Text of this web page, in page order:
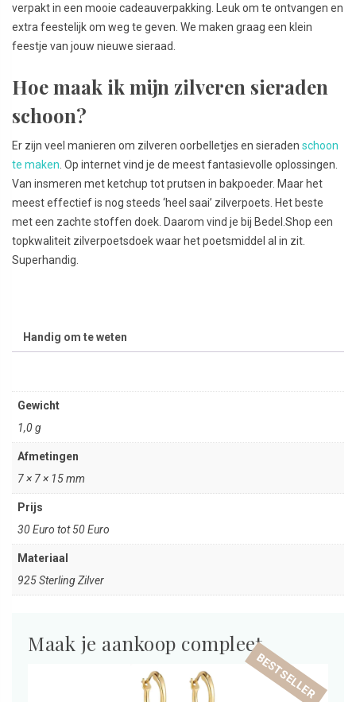
verpakt in een mooie cadeauverpakking. Leuk om te ontvangen en
extra feestelijk om weg te geven. We maken graag een klein
feestje van jouw nieuwe sieraad.
Hoe maak ik mijn zilveren sieraden
schoon?
Er zijn veel manieren om zilveren oorbelletjes en sieraden schoon
te maken . Op internet vind je de meest fantasievolle oplossingen.
Van insmeren met ketchup tot prutsen in bakpoeder. Maar het
meest effectief is nog steeds ‘heel saai’ zilverpoets. Het beste
met een zachte stoffen doek. Daarom vind je bij Bedel.Shop een
topkwaliteit zilverpoetsdoek waar het poetsmiddel al in zit.
Superhandig.
Handig om te weten
Gewicht
1,0 g
Afmetingen
7 × 7 × 15 mm
Prijs
30 Euro tot 50 Euro
Materiaal
925 Sterling Zilver
Maak je aankoop compleet
BESTSELLER